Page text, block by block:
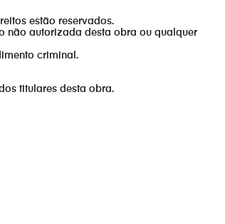
estão reservados.
não autorizada desta obra ou qualquer
criminal.
titulares desta obra.